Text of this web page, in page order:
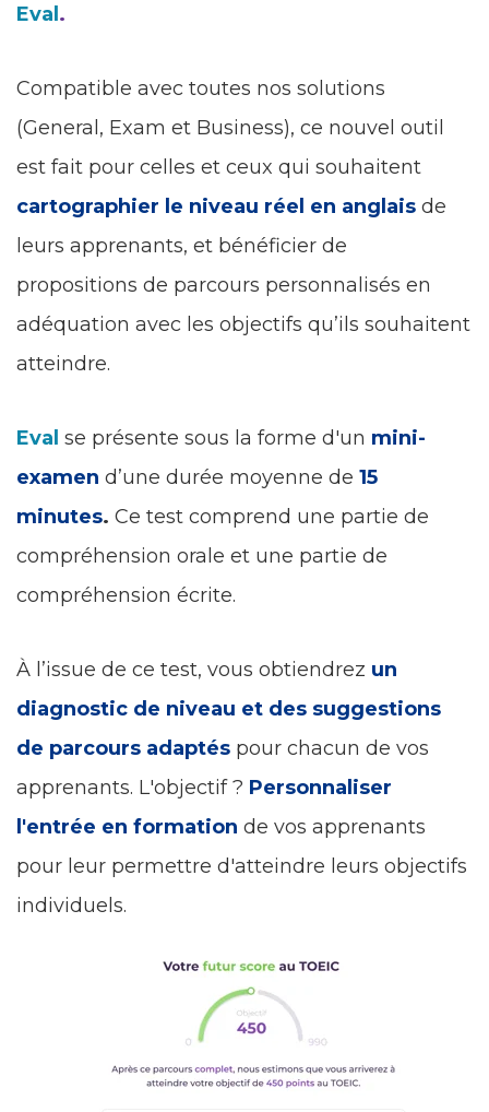
Eval .
Compatible avec toutes nos solutions
(General, Exam et Business), ce nouvel outil
est fait pour celles et ceux qui souhaitent
cartographier le niveau réel en anglais de
leurs apprenants, et bénéficier de
propositions de parcours personnalisés en
adéquation avec les objectifs qu’ils souhaitent
atteindre.
Eval se présente sous la forme d'un mini-
examen d’une durée moyenne de 15
minutes. Ce test comprend une partie de
compréhension orale et une partie de
compréhension écrite.
À l’issue de ce test, vous obtiendrez un
diagnostic de niveau et des suggestions
de parcours adaptés pour chacun de vos
apprenants. L'objectif ? Personnaliser
l'entrée en formation de vos apprenants
pour leur permettre d'atteindre leurs objectifs
individuels.